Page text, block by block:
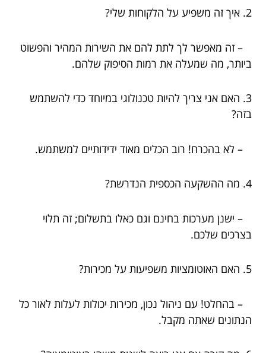
2. איך זה משפיע על הלקוחות שלי?
– זה מאפשר לך לתת להם את השירות המהיר והפשוט
ביותר, מה שמעלה את רמות הסיפוק שלהם.
3. האם אני צריך להיות טכנולוגי במיוחד כדי להשתמש
בזה?
– לא בהכרח! רוב הכלים מאוד ידידותיים למשתמש.
4. מה ההשקעה הכספית הנדרשת?
– ישנן מערכות בחינם וגם כאלו בתשלום; זה תלוי
בצרכים שלכם.
5. האם האוטומציות משפיעות על מכירות?
– בהחלט! עם ניהול נכון, מכירות יכולות לעלות לאור כל
הנתונים שאתה מקבל.